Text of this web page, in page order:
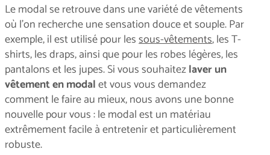
Le modal se retrouve dans une variété de vêtements
où l'on recherche une sensation douce et souple. Par
exemple, il est utilisé pour lessous-vêtements, les T-
shirts, les draps, ainsi que pour les robes légères, les
pantalons et les jupes. Si vous souhaitezlaver un
vêtement en modalet vous vous demandez
comment le faire au mieux, nous avons une bonne
nouvelle pour vous : le modal est un matériau
extrêmement facile à entretenir et particulièrement
robuste.